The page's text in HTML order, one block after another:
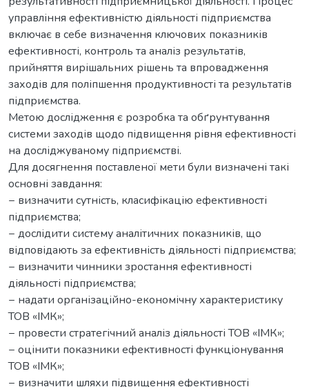
управління ефективністю діяльності підприємства
включає в себе визначення ключових показників
ефективності, контроль та аналіз результатів,
прийняття вирішальних рішень та впровадження
заходів для поліпшення продуктивності та результатів
підприємства.
Метою дослідження є розробка та обґрунтування
системи заходів щодо підвищення рівня ефективності
на досліджуваному підприємстві.
Для досягнення поставленої мети були визначені такі
основні завдання:
− визначити сутність, класифікацію ефективності
підприємства;
− дослідити систему аналітичних показників, що
відповідають за ефективність діяльності підприємства;
− визначити чинники зростання ефективності
діяльності підприємства;
− надати організаційно-економічну характеристику
ТОВ «ІМК»;
− провести стратегічний аналіз діяльності ТОВ «ІМК»;
− оцінити показники ефективності функціонування
ТОВ «ІМК»;
− визначити шляхи підвищення ефективності